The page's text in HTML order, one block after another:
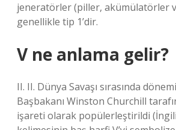
jeneratörler (piller, akümülatörler
genellikle tip 1’dir.
V ne anlama gelir?
II. II. Dünya Savaşı sırasında
Başbakanı Winston Churchill
işareti olarak popülerleştirildi